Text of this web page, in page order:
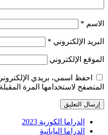
الاسم *
البريد الإلكتروني *
الموقع الإلكتروني
احفظ اسمي، بريدي
المتصفح لاستخدامها المرة
الدراما الكورية 2023
الدراما اليابانية